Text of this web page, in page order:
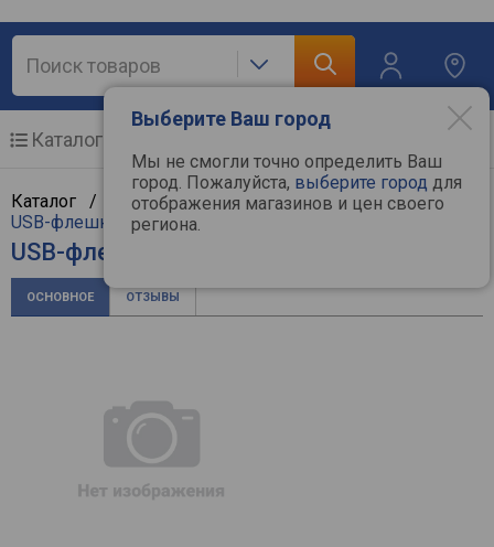
Выберите Ваш город
Мы не смогли точно определить Ваш
город. Пожалуйста, выберите город для
отображения магазинов и цен своего
региона.
Каталог
Каталог / Компьютерная техника/ Мультимедиа
USB-флешки
/Kingston
USB-флешка Kingston DataTraveler 70
ОСНОВНОЕ ОТЗЫВЫ